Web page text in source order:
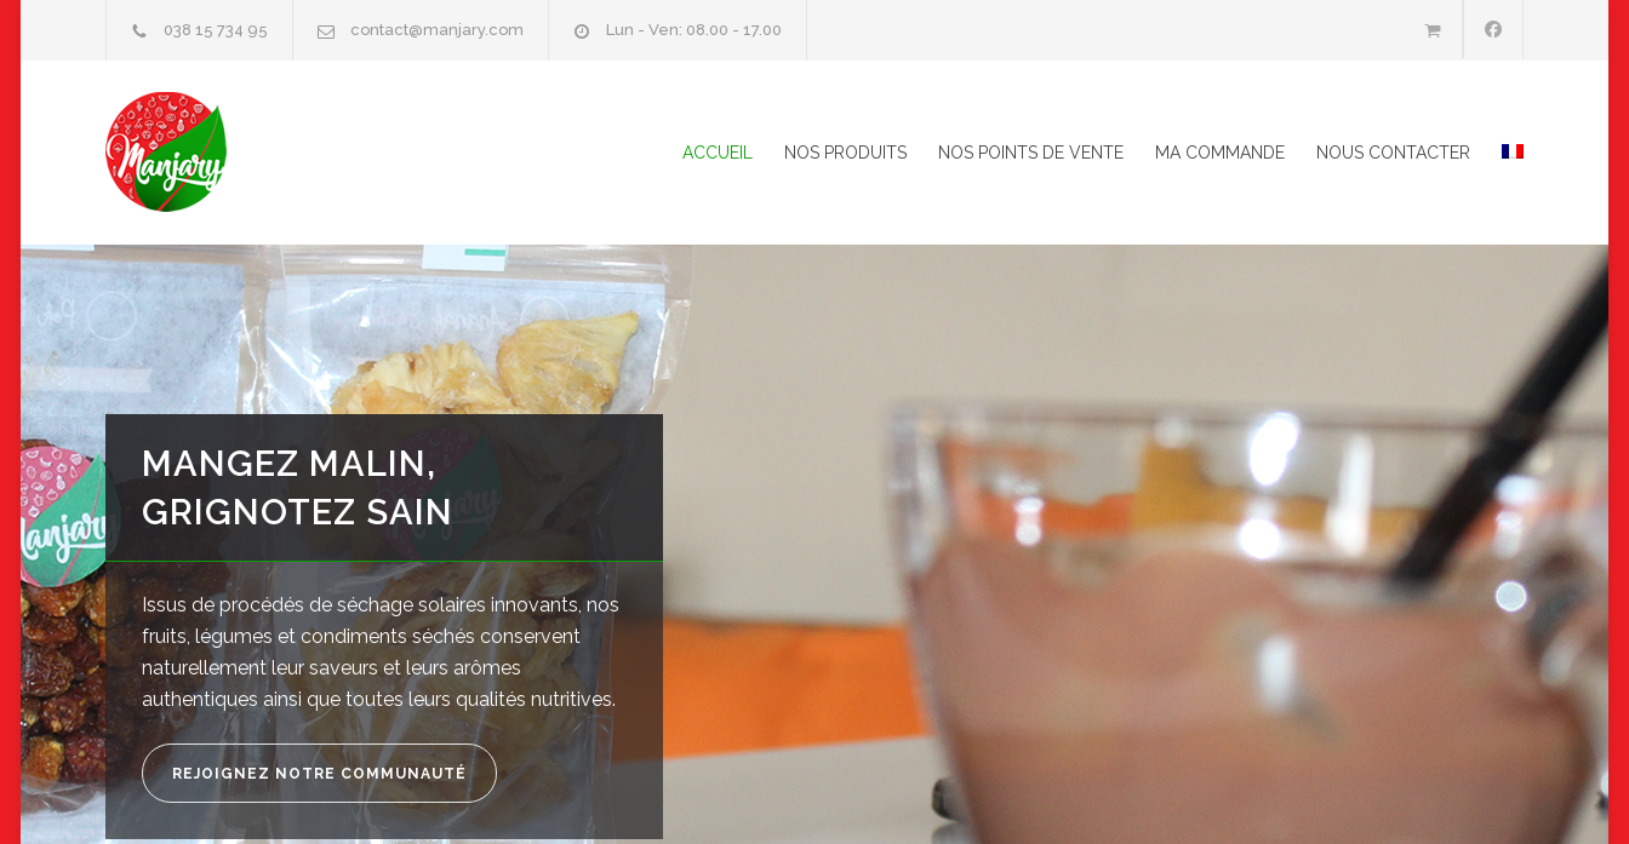
038 15 734 95 contact@manjary.com Lun - Ven: 08.00 - 17.00
ACCUEIL NOS PRODUITS NOS POINTS DE VENTE MA COMMANDE NOUS CONTACTER
MANGEZ MALIN,
GRIGNOTEZ SAIN
Issus de procédés de séchage solaires innovants, nos
fruits, légumes et condiments séchés conservent
naturellement leur saveurs et leurs arômes
authentiques ainsi que toutes leurs qualités nutritives.
REJOIGNEZ NOTRE COMMUNAUTÉ